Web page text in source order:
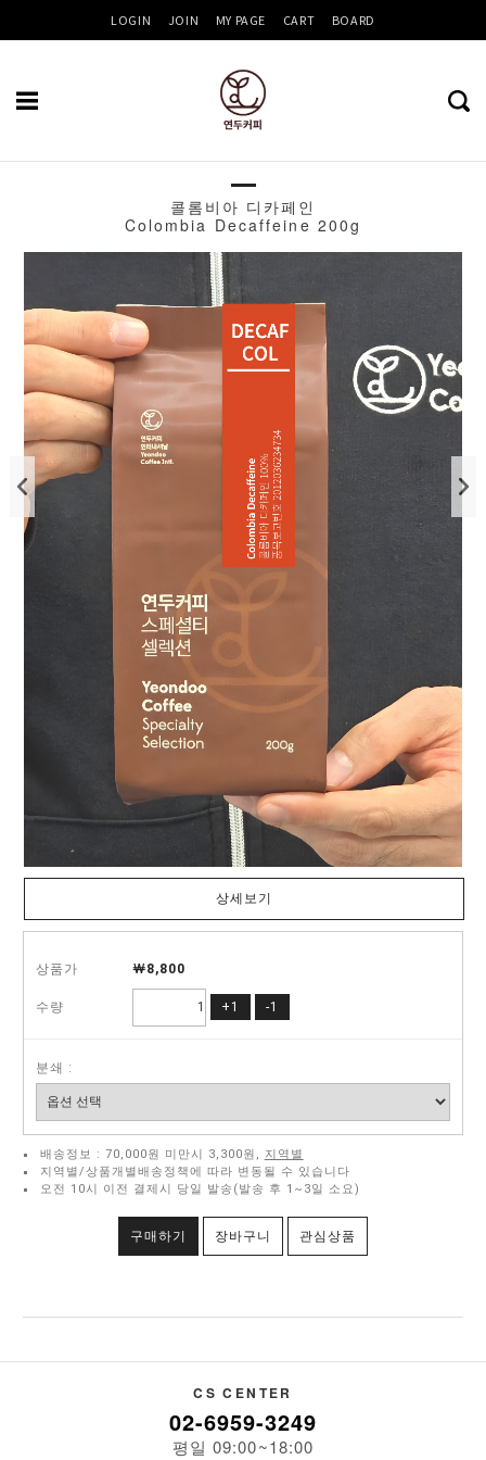
LOGIN JOIN MY PAGE CART BOARD
콜롬비아 디카페인
Colombia Decaffeine 200g
상세보기
상품가 ￦8,800
수량 +1 -1
분쇄 :
배송정보 : 70,000원 미만시 3,300원, 지역별
지역별/상품개별배송정책에 따라 변동될 수 있습니다
오전 10시 이전 결제시 당일 발송(발송 후 1~3일 소요)
구매하기 장바구니 관심상품
CS CENTER
02-6959-3249
평일 09:00~18:00